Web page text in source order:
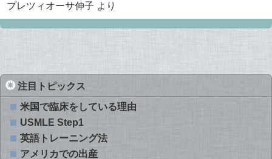
プレツィオーサ伸子 より
注目トピックス
米国で臨床をしている理由
USMLE Step1
英語トレーニング法
アメリカでの出産